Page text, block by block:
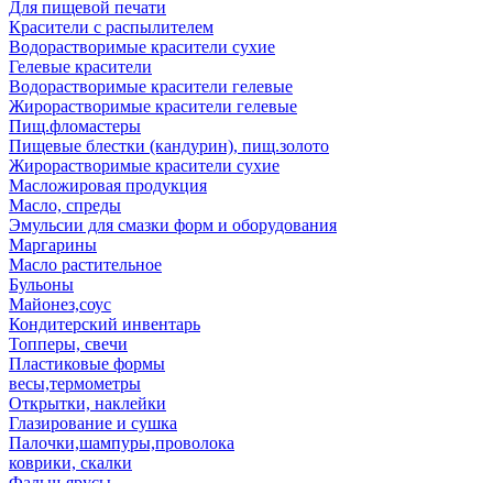
Для пищевой печати
Красители с распылителем
Водорастворимые красители сухие
Гелевые красители
Водорастворимые красители гелевые
Жирорастворимые красители гелевые
Пищ.фломастеры
Пищевые блестки (кандурин), пищ.золото
Жирорастворимые красители сухие
Масложировая продукция
Масло, спреды
Эмульсии для смазки форм и оборудования
Маргарины
Масло растительное
Бульоны
Майонез,соус
Кондитерский инвентарь
Топперы, свечи
Пластиковые формы
весы,термометры
Открытки, наклейки
Глазирование и сушка
Палочки,шампуры,проволока
коврики, скалки